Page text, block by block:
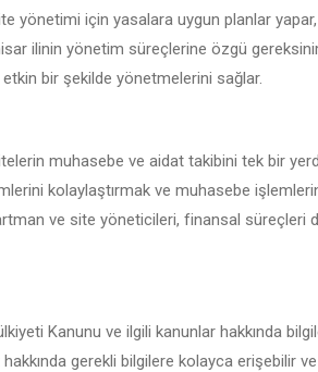
yönetimi için yasalara uygun planlar yapar,
ilinin yönetim süreçlerine özgü
bir şekilde yönetmelerini sağlar.
muhasebe ve aidat takibini tek bir
kolaylaştırmak ve muhasebe
ve site yöneticileri, finansal süreçleri
Kanunu ve ilgili kanunlar hakkında
gerekli bilgilere kolayca erişebilir